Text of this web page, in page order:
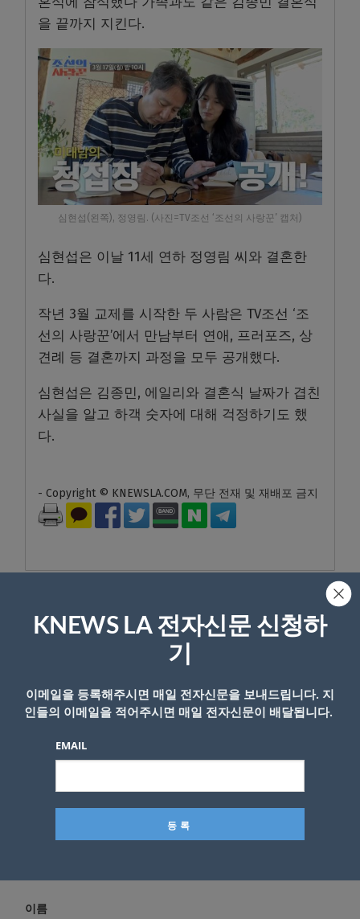
을 끝까지 지킨다.
심현섭(왼쪽), 정영림. (사진=TV조선 ‘조선의 사랑꾼’ 캡처)
심현섭은 이날 11세 연하 정영림 씨와 결혼한
다.
작년 3월 교제를 시작한 두 사람은 TV조선 ‘조
선의 사랑꾼’에서 만남부터 연애, 프러포즈, 상
견례 등 결혼까지 과정을 모두 공개했다.
심현섭은 김종민, 에일리와 결혼식 날짜가 겹친
사실을 알고 하객 숫자에 대해 걱정하기도 했
다.
- Copyright © KNEWSLA.COM, 무단 전재 및 재배포 금지
답글 남기기
이메일 주소는 공개되지 않습니다.
댓글*
이름
KNEWS LA 전자신문 신청하
기
이메일을 등록해주시면 매일 전자신문을 보내드립니다. 지
인들의 이메일을 적어주시면 매일 전자신문이 배달됩니다.
EMAIL